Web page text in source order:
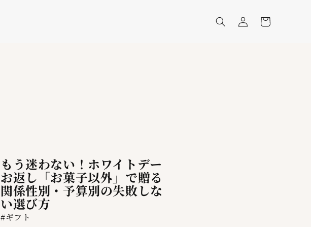
グ
イ
ー
もう迷わない！ホワイトデー
お返し「お菓子以外」で贈る
関係性別・予算別の失敗しな
い選び方
#ギフト